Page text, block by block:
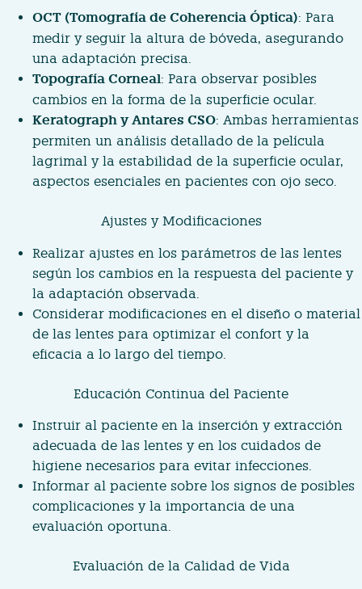
OCT (Tomografía de Coherencia Óptica): Para
medir y seguir la altura de bóveda, asegurando
una adaptación precisa.
Topografía Corneal: Para observar posibles
cambios en la forma de la superficie ocular.
Keratograph y Antares CSO: Ambas herramientas
permiten un análisis detallado de la película
lagrimal y la estabilidad de la superficie ocular,
aspectos esenciales en pacientes con ojo seco.
Ajustes y Modificaciones
Realizar ajustes en los parámetros de las lentes
según los cambios en la respuesta del paciente y
la adaptación observada.
Considerar modificaciones en el diseño o material
de las lentes para optimizar el confort y la
eficacia a lo largo del tiempo.
Educación Continua del Paciente
Instruir al paciente en la inserción y extracción
adecuada de las lentes y en los cuidados de
higiene necesarios para evitar infecciones.
Informar al paciente sobre los signos de posibles
complicaciones y la importancia de una
evaluación oportuna.
Evaluación de la Calidad de Vida